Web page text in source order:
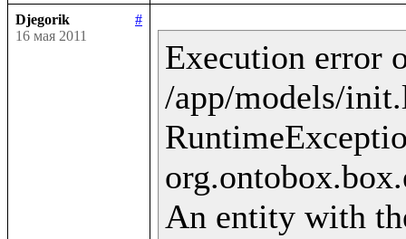
Djegorik
#
16 мая 2011
Execution error
/app/models/
An entity with